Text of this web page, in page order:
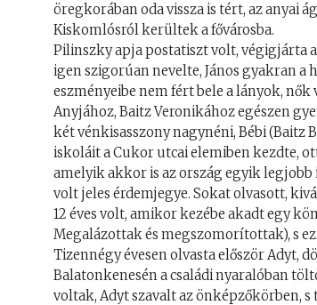
öregkorában oda vissza is tért, az anyai
Kiskomlósról kerültek a fővárosba.
Pilinszky apja postatiszt volt, végigjárta
igen szigorúan nevelte, János gyakran a
eszményeibe nem fért bele a lányok,
Anyjához, Baitz Veronikához egészen
két vénkisasszony nagynéni, Bébi (Baitz
iskoláit a Cukor utcai elemiben kezdte,
amelyik akkor is az ország egyik
volt jeles érdemjegye. Sokat olvasott,
12 éves volt, amikor kezébe akadt egy
Megalázottak és megszomorítottak), s
Tizennégy évesen olvasta először Adyt,
Balatonkenesén a családi nyaralóban
voltak, Adyt szavalt az önképzőkörben, s